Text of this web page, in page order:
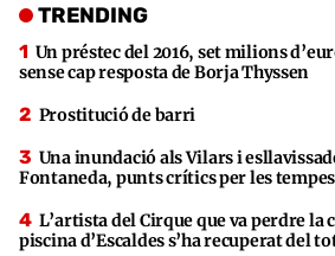
TRENDING
Un préstec del 2016, set milions
sense cap resposta de Borja Thyssen
Prostitució de barri
Una inundació als Vilars i
Fontaneda, punts crítics per les
L’artista del Cirque que va perdre la
piscina d’Escaldes s’ha recuperat del